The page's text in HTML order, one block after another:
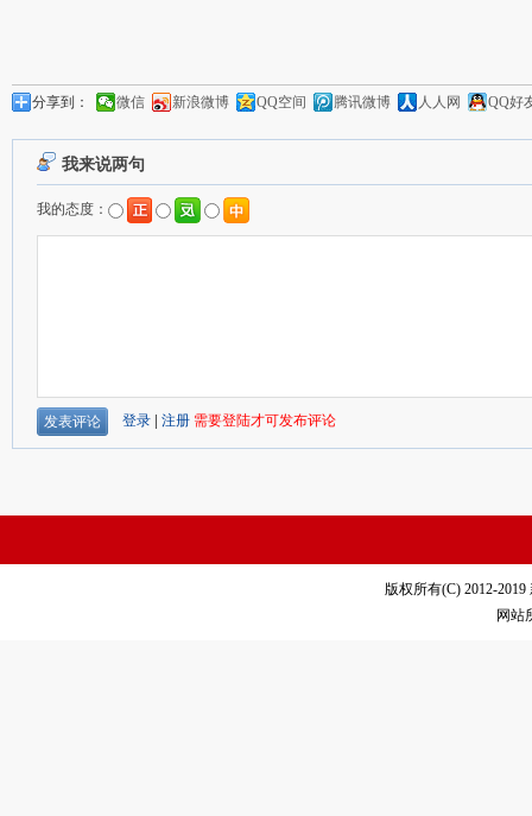
分享到： 微信 新浪微博 QQ空间 腾讯微博 人人网 QQ好
版权所有(C) 2012-2019
网站